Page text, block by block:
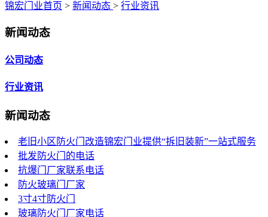
锦宏门业首页 > 新闻动态 > 行业资讯
新闻动态
公司动态
行业资讯
新闻动态
老旧小区防火门改造锦宏门业提供“拆旧装新”一站式服务
批发防火门的电话
抗爆门厂家联系电话
防火玻璃门厂家
3寸4寸防火门
玻璃防火门厂家电话